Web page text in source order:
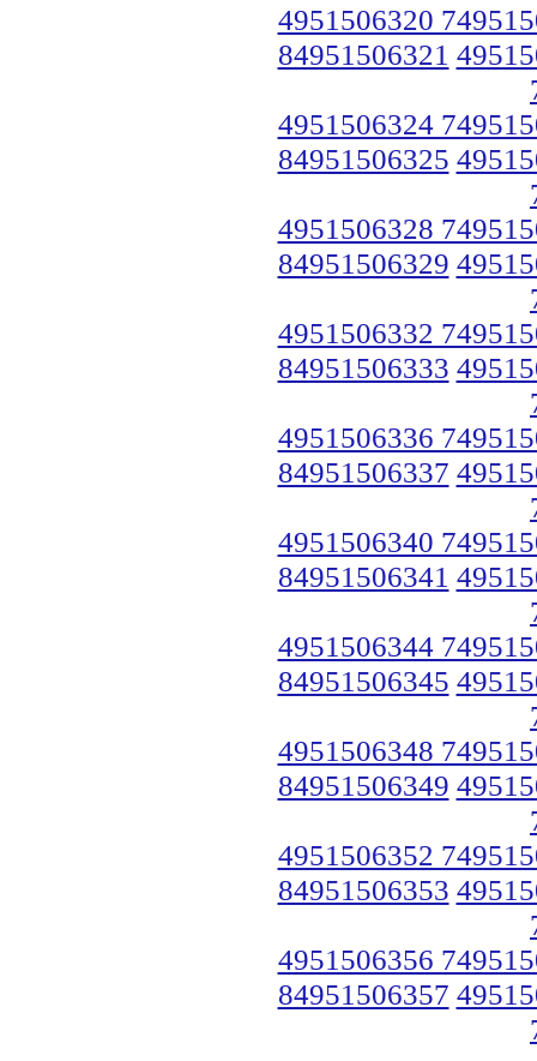
4951506320
84951506321
4951506324
84951506325
4951506328
84951506329
4951506332
84951506333
4951506336
84951506337
4951506340
84951506341
4951506344
84951506345
4951506348
84951506349
4951506352
84951506353
4951506356
84951506357